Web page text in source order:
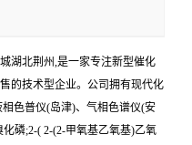
湖北荆州,是一家专注新型催化
的技术型企业。公司拥有现代化
色普仪(岛津)、气相色谱仪(安
磷;2-( 2-(2-甲氧基乙氧基)乙氧